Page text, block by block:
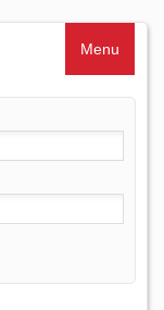
Menu